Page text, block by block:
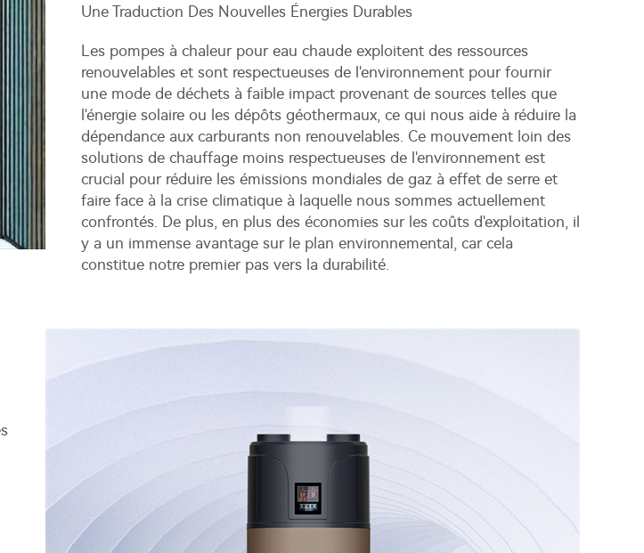
Une Traduction Des Nouvelles Énergies Durables
Les pompes à chaleur pour eau chaude exploitent des ressources
renouvelables et sont respectueuses de l'environnement pour fournir
une mode de déchets à faible impact provenant de sources telles que
l'énergie solaire ou les dépôts géothermaux, ce qui nous aide à réduire la
dépendance aux carburants non renouvelables. Ce mouvement loin des
solutions de chauffage moins respectueuses de l'environnement est
crucial pour réduire les émissions mondiales de gaz à effet de serre et
faire face à la crise climatique à laquelle nous sommes actuellement
confrontés. De plus, en plus des économies sur les coûts d'exploitation, il
y a un immense avantage sur le plan environnemental, car cela
constitue notre premier pas vers la durabilité.